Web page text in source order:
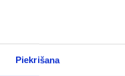
Piekrišana
stratēģiju?
iMarketings.lv